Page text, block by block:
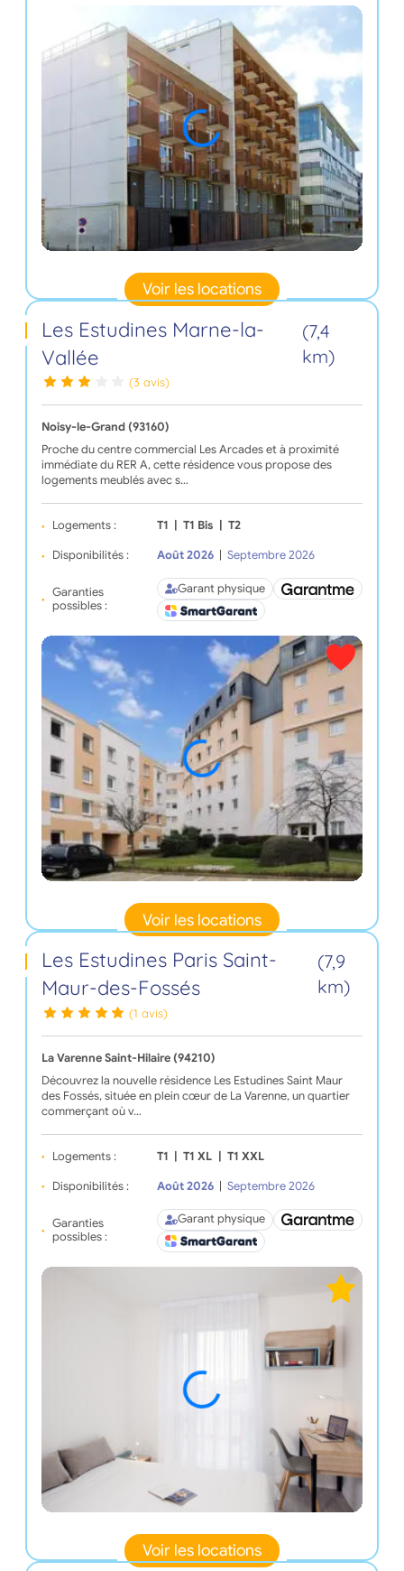
Voir les locations
Les Estudines Marne-la-
Vallée
(7,4
km)
(3 avis)
Noisy-le-Grand (93160)
Proche du centre commercial Les Arcades et à proximité
immédiate du RER A, cette résidence vous propose des
logements meublés avec s…
Logements : T1 T1 Bis T2
Disponibilités : Août 2026 Septembre 2026
Garanties
possibles :
Garant physique
Voir les locations
Les Estudines Paris Saint-
Maur-des-Fossés
(7,9
km)
(1 avis)
La Varenne Saint-Hilaire (94210)
Découvrez la nouvelle résidence Les Estudines Saint Maur
des Fossés, située en plein cœur de La Varenne, un quartier
commerçant où v…
Logements : T1 T1 XL T1 XXL
Disponibilités : Août 2026 Septembre 2026
Garanties
possibles :
Garant physique
Voir les locations